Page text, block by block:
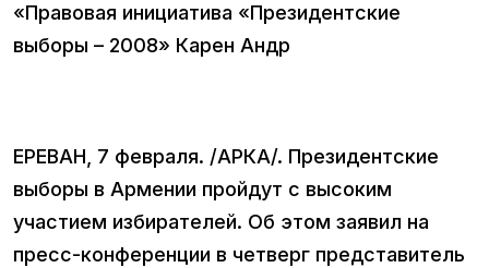
«Правовая инициатива «Президентские
выборы – 2008» Карен Андр
ЕРЕВАН, 7 февраля. /АРКА/. Президентские
выборы в Армении пройдут с высоким
участием избирателей. Об этом заявил на
пресс-конференции в четверг представитель